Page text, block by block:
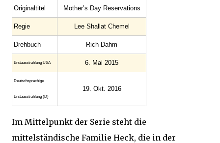
Original­titel Mother’s Day Reservations
Regie Lee Shallat Chemel
Drehbuch Rich Dahm
Erstaus­strahlung USA 6. Mai 2015
Deutsch­sprachige
Erstaus­strahlung (D)
19. Okt. 2016
Im Mittelpunkt der Serie steht die
mittelständische Familie Heck, die in der